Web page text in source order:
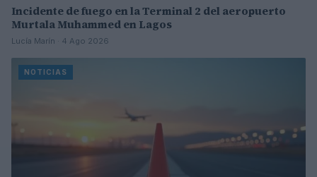
Incidente de fuego en la Terminal 2 del aeropuerto
Murtala Muhammed en Lagos
Lucía Marín · 4 Ago 2026
NOTICIAS